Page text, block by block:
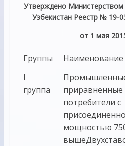
Утверждено
Узбекистан Реестр № 19-
от 1 мая
Группы Наименование
I
группа
приравненные
потребители с
мощностью